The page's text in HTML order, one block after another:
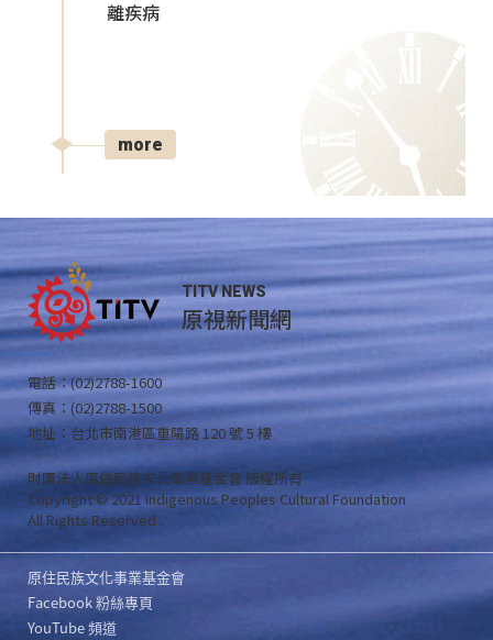
離疾病
more
TITV NEWS
原視新聞網
電話：(02)2788-1600
傳真：(02)2788-1500
地址：台北市南港區重陽路 120 號 5 樓
財團法人原住民族文化事業基金會 版權所有
Copyright © 2021 Indigenous Peoples Cultural Foundation
All Rights Reserved .
原住民族文化事業基金會
Facebook 粉絲專頁
YouTube 頻道